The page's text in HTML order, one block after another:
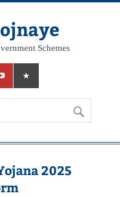
Schemes
2025